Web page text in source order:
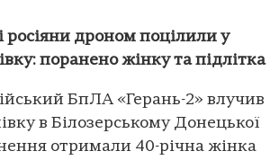
дроном поцілили у
поранено жінку та підлітка
БпЛА «Герань-2» влучив
в Білозерському Донецької
отримали 40-річна жінка